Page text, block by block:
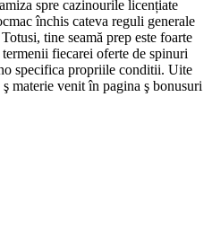
spre cazinourile licențiate
închis cateva reguli generale
tine seamă prep este foarte
fiecarei oferte de spinuri
specifica propriile conditii. Uite
materie venit în pagina ş bonusuri